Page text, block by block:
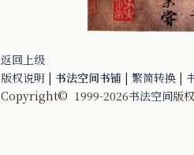
返回上级
版权说明 | 书法空间书铺 | 繁简转换 |
Copyright© 1999-2026书法空间版